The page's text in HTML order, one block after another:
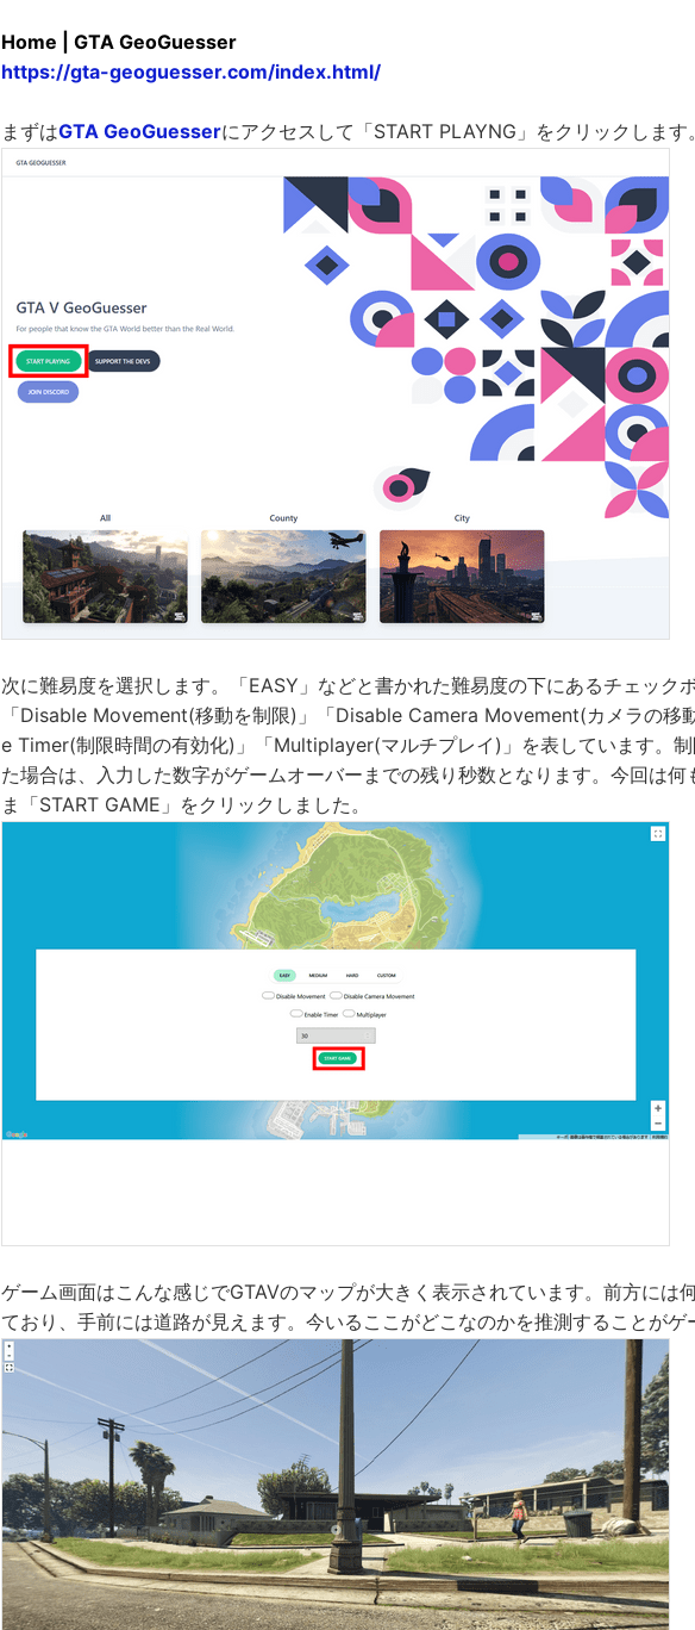
Home | GTA GeoGuesser
https://gta-geoguesser.com/index.html/
まずはGTA GeoGuesserにアクセスして「START PLAYNG」をクリックします
次に難易度を選択します。「EASY」などと書かれた難易度の下にあるチェック
「Disable Movement(移動を制限)」「Disable Camera Movement(カメラの移
e Timer(制限時間の有効化)」「Multiplayer(マルチプレイ)」を表しています。
た場合は、入力した数字がゲームオーバーまでの残り秒数となります。今回は何
ま「START GAME」をクリックしました。
ゲーム画面はこんな感じでGTAVのマップが大きく表示されています。前方には
ており、手前には道路が見えます。今いるここがどこなのかを推測することがゲ